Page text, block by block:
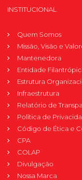
INSTITUCIONAL
Quem Somos
Missão, Visão e
Mantenedora
Entidade
Estrutura
Infraestrutura
Relatório de
Política de
Código de Ética e
CPA
COLAP
Divulgação
Nossa Marca